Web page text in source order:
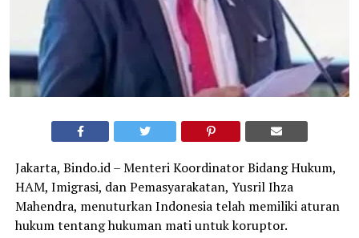
Jakarta, Bindo.id – Menteri Koordinator Bidang Hukum,
HAM, Imigrasi, dan Pemasyarakatan, Yusril Ihza
Mahendra, menuturkan Indonesia telah memiliki aturan
hukum tentang hukuman mati untuk koruptor.